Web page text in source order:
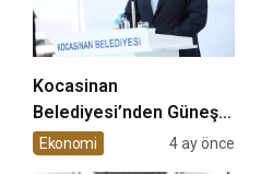
Kocasinan
Belediyesi’nden Güneş
Enerjisi Hamlesi
Ekonomi 4 ay önce